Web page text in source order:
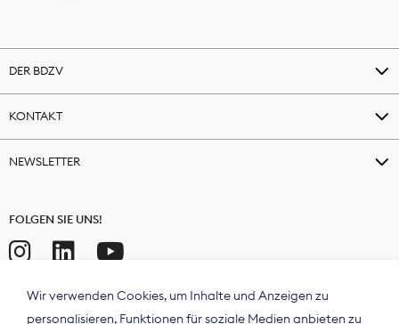
DER BDZV
KONTAKT
NEWSLETTER
FOLGEN SIE UNS!
Wir verwenden Cookies, um Inhalte und Anzeigen zu
personalisieren, Funktionen für soziale Medien anbieten zu